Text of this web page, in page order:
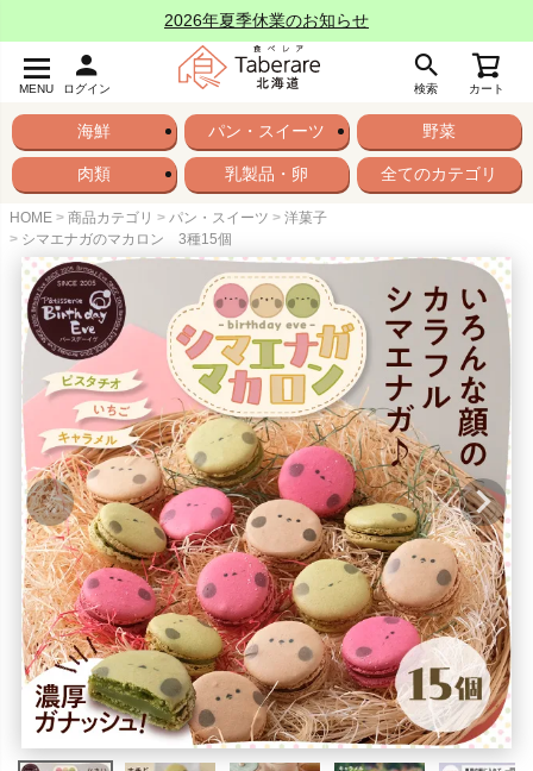
2026年夏季休業のお知らせ
MENU ログイン 検索 カート
海鮮 パン・スイーツ 野菜
肉類 乳製品・卵 全てのカテゴリ
HOME 商品カテゴリ パン・スイーツ
洋菓子
シマエナガのマカロン 3種15個